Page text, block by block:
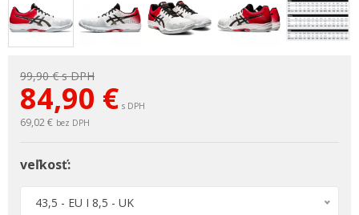
99,90 €s DPH
84,90 € s DPH
69,02 € bez DPH
veľkosť:
43,5 - EU I 8,5 - UK